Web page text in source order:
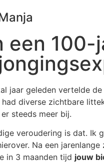
een
jaar geleden vertelde
had diverse zichtbare
steeds meer bij.
veroudering is dat. Ik
Na een
in 3 maanden tijd jouw